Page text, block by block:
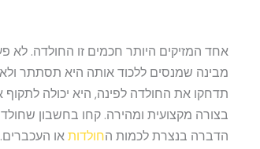
אחד המזיקים היותר חכמים זו החולדה. לא
מבינה שמנסים ללכוד אותה היא תסתתר
תדחקו את החולדה לפינה, היא יכולה
בצורה מקצועית ומהירה. קחו בחשבון
הדברה בנצרת לכמות החולדותאו